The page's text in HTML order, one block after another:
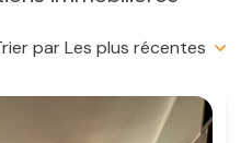
par Les plus récentes